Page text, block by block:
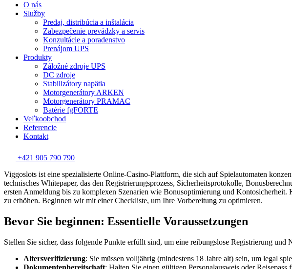
O nás
Služby
Predaj, distribúcia a inštalácia
Zabezpečenie prevádzky a servis
Konzultácie a poradenstvo
Prenájom UPS
Produkty
Záložné zdroje UPS
DC zdroje
Stabilizátory napätia
Motorgenerátory ARKEN
Motorgenerátory PRAMAC
Batérie fgFORTE
Veľkoobchod
Referencie
Kontakt
+421 905 790 790
Viggoslots ist eine spezialisierte Online-Casino-Plattform, die sich auf Spielautomaten
technisches Whitepaper, das den Registrierungsprozess, Sicherheitsprotokolle,
ersten Anmeldung bis zu komplexen Szenarien wie Bonusoptimierung und Kontosicherheit.
zu erhöhen. Beginnen wir mit einer Checkliste, um Ihre Vorbereitung zu optimieren.
Bevor Sie beginnen: Essentielle Voraussetzungen
Stellen Sie sicher, dass folgende Punkte erfüllt sind, um eine reibungslose Registrierung
Altersverifizierung: Sie müssen volljährig (mindestens 18 Jahre alt) sein, um legal